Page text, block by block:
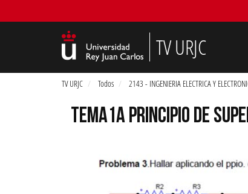
TV URJC
TV URJC Todos 2143 - INGENIERIA ELECTRICA Y
TEMA1A PRINCIPIO DE